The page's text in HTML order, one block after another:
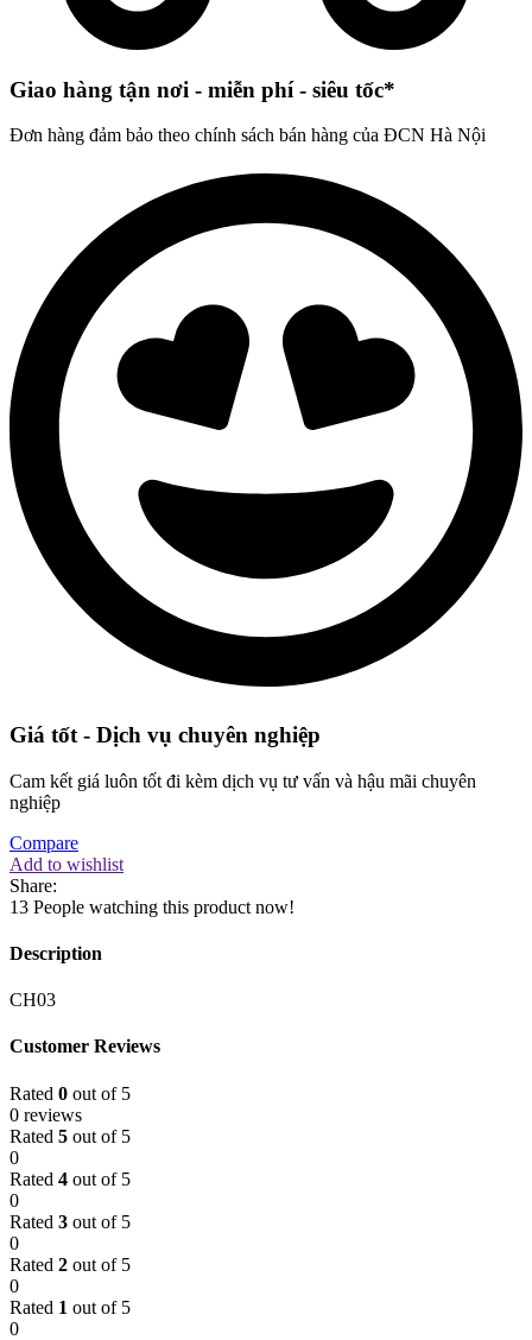
Giao hàng tận nơi - miễn phí - siêu tốc*
Đơn hàng đảm bảo theo chính sách bán hàng của ĐCN Hà Nội
Giá tốt - Dịch vụ chuyên nghiệp
Cam kết giá luôn tốt đi kèm dịch vụ tư vấn và hậu mãi chuyên
nghiệp
Compare
Add to wishlist
Share:
13 People watching this product now!
Description
CH03
Customer Reviews
Rated 0 out of 5
0 reviews
Rated 5 out of 5
0
Rated 4 out of 5
0
Rated 3 out of 5
0
Rated 2 out of 5
0
Rated 1 out of 5
0